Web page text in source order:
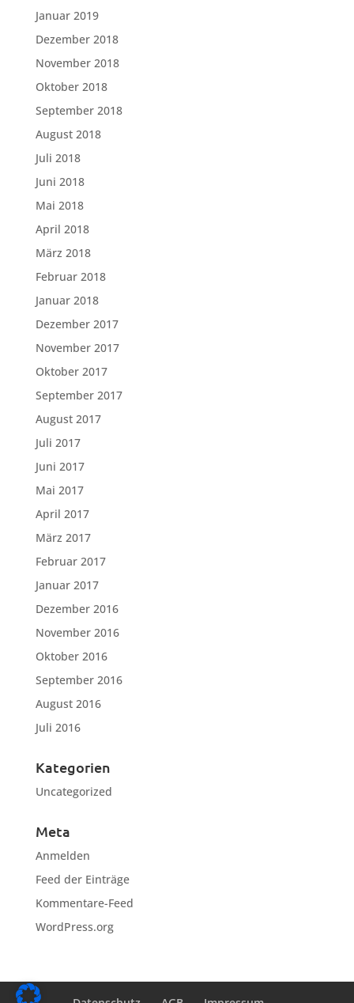
Januar 2019
Dezember 2018
November 2018
Oktober 2018
September 2018
August 2018
Juli 2018
Juni 2018
Mai 2018
April 2018
März 2018
Februar 2018
Januar 2018
Dezember 2017
November 2017
Oktober 2017
September 2017
August 2017
Juli 2017
Juni 2017
Mai 2017
April 2017
März 2017
Februar 2017
Januar 2017
Dezember 2016
November 2016
Oktober 2016
September 2016
August 2016
Juli 2016
Kategorien
Uncategorized
Meta
Anmelden
Feed der Einträge
Kommentare-Feed
WordPress.org